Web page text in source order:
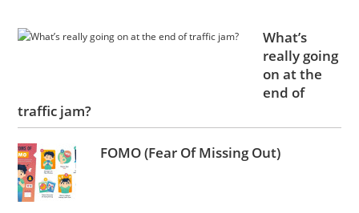
What’s
really going
on at the
end of
traffic jam?
FOMO (Fear Of Missing Out)